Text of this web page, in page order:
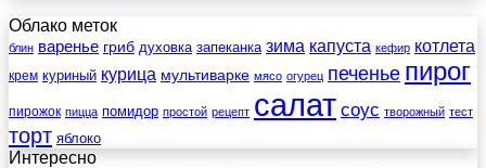
Облако меток
блин варенье гриб духовка запеканка зима капуста кефир котлета
крем куриный курица мультиварке мясо огурец печенье пирог
пирожок пицца помидор простой рецепт салат соус творожный тест
торт яблоко
Интересно